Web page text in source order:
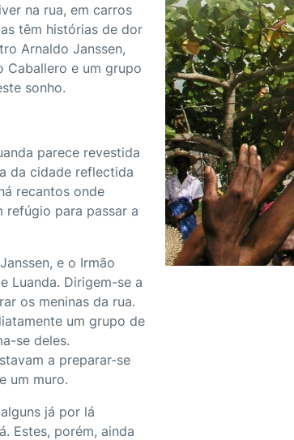
na rua, em carros
têm histórias de dor
Arnaldo Janssen,
Caballero e um grupo
sonho.
parece revestida
da cidade reflectida
recantos onde
refúgio para passar a
e o Irmão
Luanda. Dirigem-se a
os meninas da rua.
um grupo de
se deles.
a preparar-se
um muro.
já por lá
Estes, porém, ainda